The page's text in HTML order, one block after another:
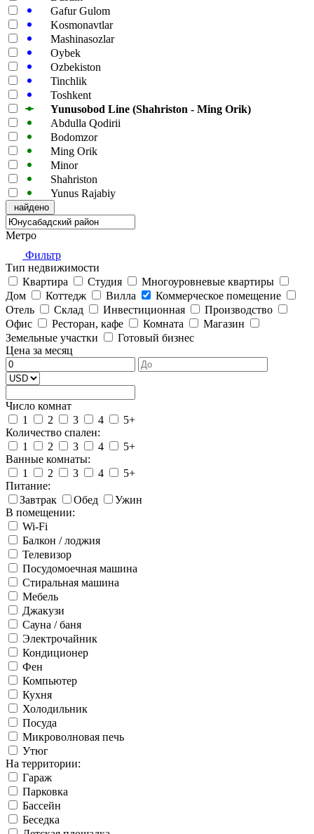
Gafur Gulom
Kosmonavtlar
Mashinasozlar
Oybek
Ozbekiston
Tinchlik
Toshkent
Yunusobod Line (Shahriston - Ming Orik)
Abdulla Qodirii
Bodomzor
Ming Orik
Minor
Shahriston
Yunus Rajabiy
Метро
Фильтр
Тип недвижимости
Квартира
Студия
Многоуровневые квартиры
Дом
Коттедж Вилла
Коммерческое помещение
Отель
Склад Инвестиционная
Производство
Офис
Ресторан, кафе Комната
Магазин
Земельные участки
Готовый бизнес
Цена за месяц
Число комнат
1
2 3 4
5+
Количество спален:
1
2 3 4
5+
Ванные комнаты:
1
2 3 4
5+
Питание:
Завтрак
Обед
Ужин
В помещении:
Wi-Fi
Балкон / лоджия
Телевизор
Посудомоечная машина
Стиральная машина
Мебель
Джакузи
Сауна / баня
Электрочайник
Кондиционер
Фен
Компьютер
Кухня
Холодильник
Посуда
Микроволновая печь
Утюг
На территории:
Гараж
Парковка
Бассейн
Беседка